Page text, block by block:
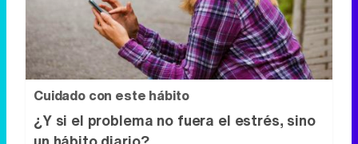
¿Y si el problema no fuera el estrés, sino
un hábito diario?